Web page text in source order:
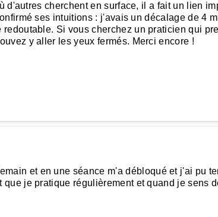
cherchent en surface, il a fait un lien
ses intuitions : j'avais un décalage de 4
Si vous cherchez un praticien qui
y aller les yeux fermés. Merci encore !
et en une séance m'a débloqué et j'ai pu
je pratique régulièrement et quand je sens